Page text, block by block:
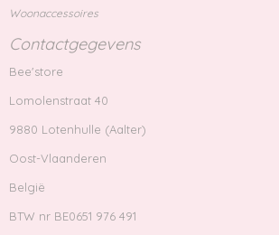
Woonaccessoires
Contactgegevens
Bee'store
Lomolenstraat 40
9880 Lotenhulle (Aalter)
Oost-Vlaanderen
België
BTW nr BE0651 976 491